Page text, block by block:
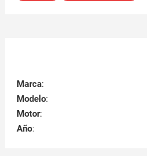
Marca:
Modelo:
Motor:
Año: